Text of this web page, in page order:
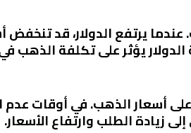
عندما يرتفع الدولار، قد
يؤثر على تكلفة الذهب
أسعار الذهب. في أوقات
زيادة الطلب وارتفاع الأسعار.